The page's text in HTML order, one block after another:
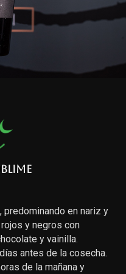
en nariz y
y negros con
y vainilla.
antes de la cosecha.
de la mañana y